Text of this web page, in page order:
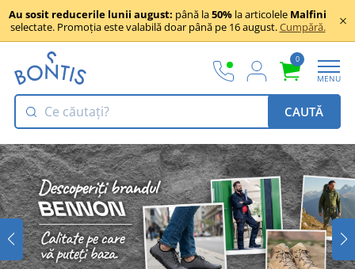
Au sosit reducerile lunii august: până la50% la articolele Malfini
selectate. Promoția este valabilă doar până pe 16 august.Cumpără.
0
MENU
CAUTĂ